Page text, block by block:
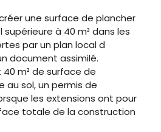
une surface de plancher
à 40 m² dans les
par un plan local d
document assimilé.
m² de surface de
au sol, un permis de
les extensions ont pour
totale de la construction